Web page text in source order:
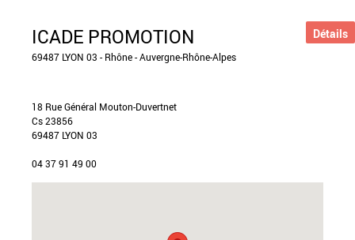
ICADE PROMOTION
69487 LYON 03 - Rhône - Auvergne-Rhône-Alpes
18 Rue Général Mouton-Duvertnet
Cs 23856
69487 LYON 03
04 37 91 49 00
Détails